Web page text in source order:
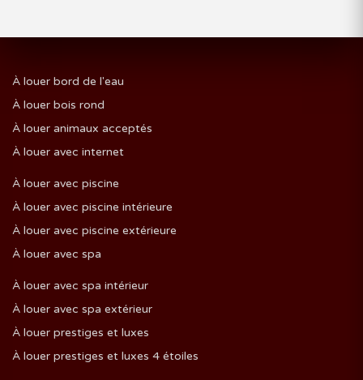
À louer bord de l'eau
À louer bois rond
À louer animaux acceptés
À louer avec internet
À louer avec piscine
À louer avec piscine intérieure
À louer avec piscine extérieure
À louer avec spa
À louer avec spa intérieur
À louer avec spa extérieur
À louer prestiges et luxes
À louer prestiges et luxes 4 étoiles